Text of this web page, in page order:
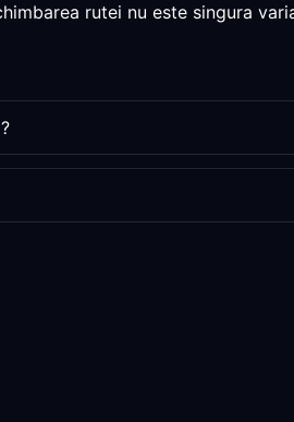
rutei nu este singura